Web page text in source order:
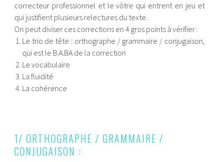
correcteur professionnel et le vôtre qui entrent en jeu et
qui justifient plusieurs relectures du texte.
On peut diviser ces corrections en 4 gros points à vérifier :
Le trio de tête : orthographe / grammaire / conjugaison,
qui est le B.A.BA de la correction
Le vocabulaire
La fluidité
La cohérence
1/ ORTHOGRAPHE / GRAMMAIRE /
CONJUGAISON :